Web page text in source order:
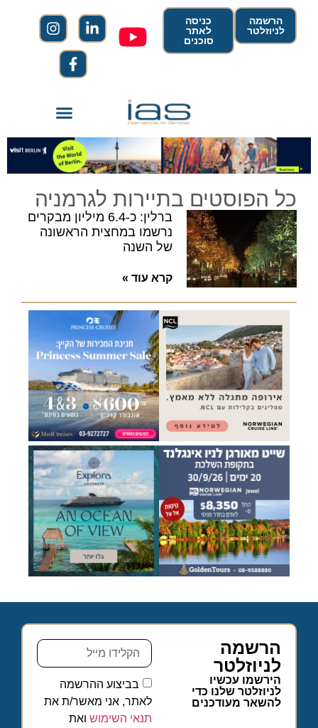
הרשמה
לניוזלטר
כניסה
לאתר
סוכנים
כל הפוסטים בתיירות לגרמניה
ברלין: כ-6.4 מיליון מבקרים
נרשמו במחצית הראשונה
של השנה
קרא עוד »
הרשמה
לניוזלטר
הירשמו עכשיו
לניוזלטר שלנו כדי
להשאר מעודכנים
בביצוע ההרשמה
לאתר, אני מאשר/ת את
תנאי השימוש ואת